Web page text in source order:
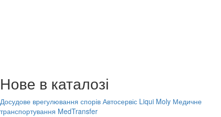
Нове в каталозі
Досудове врегулювання спорів Автосервіс Liqui Moly Медичне
транспортування MedTransfer